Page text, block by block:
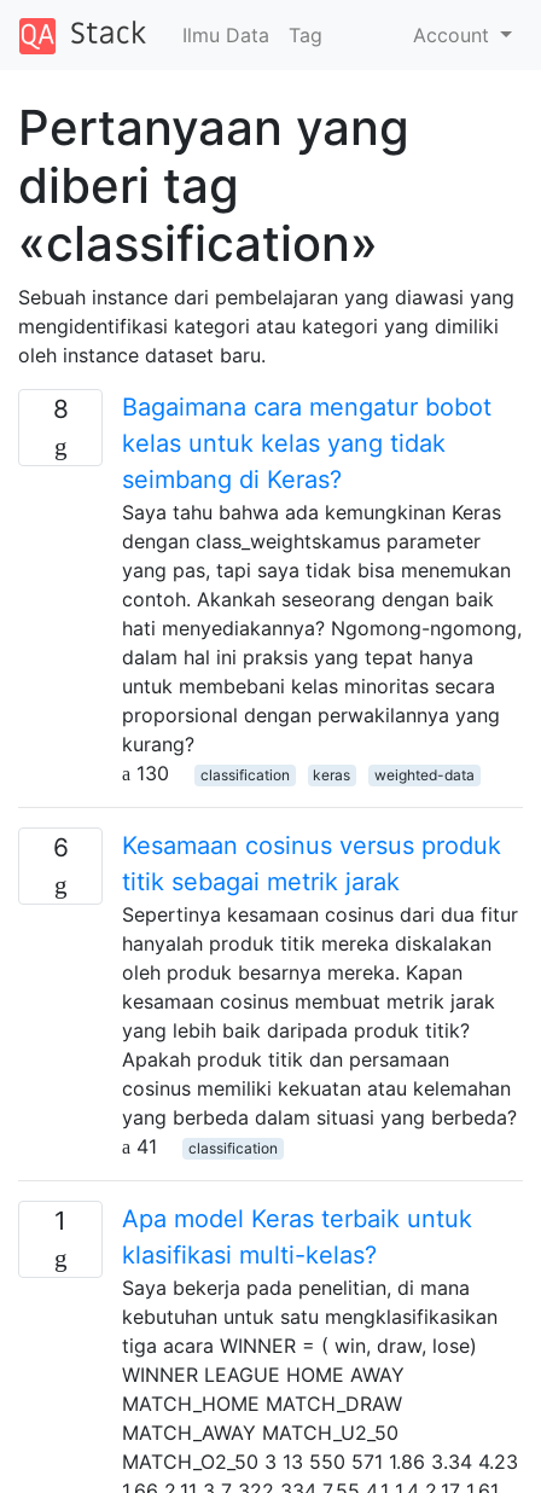
Ilmu Data Tag Account
Pertanyaan yang
diberi tag
«classification»
Sebuah instance dari pembelajaran yang diawasi yang
mengidentifikasi kategori atau kategori yang dimiliki
oleh instance dataset baru.
8
Bagaimana cara mengatur bobot
kelas untuk kelas yang tidak
seimbang di Keras?
Saya tahu bahwa ada kemungkinan Keras
dengan class_weightskamus parameter
yang pas, tapi saya tidak bisa menemukan
contoh. Akankah seseorang dengan baik
hati menyediakannya? Ngomong-ngomong,
dalam hal ini praksis yang tepat hanya
untuk membebani kelas minoritas secara
proporsional dengan perwakilannya yang
kurang?
130
classification keras weighted-data
6
Kesamaan cosinus versus produk
titik sebagai metrik jarak
Sepertinya kesamaan cosinus dari dua fitur
hanyalah produk titik mereka diskalakan
oleh produk besarnya mereka. Kapan
kesamaan cosinus membuat metrik jarak
yang lebih baik daripada produk titik?
Apakah produk titik dan persamaan
cosinus memiliki kekuatan atau kelemahan
yang berbeda dalam situasi yang berbeda?
41
classification
1
Apa model Keras terbaik untuk
klasifikasi multi-kelas?
Saya bekerja pada penelitian, di mana
kebutuhan untuk satu mengklasifikasikan
tiga acara WINNER = ( win, draw, lose)
WINNER LEAGUE HOME AWAY
MATCH_HOME MATCH_DRAW
MATCH_AWAY MATCH_U2_50
MATCH_O2_50 3 13 550 571 1.86 3.34 4.23